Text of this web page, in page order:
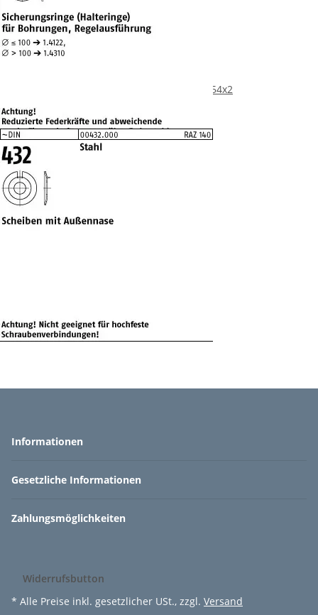
1 Edelstahl Sicherungsringe DIN 472 1.4122 54x2
Informationen
Gesetzliche Informationen
Zahlungsmöglichkeiten
Widerrufsbutton
* Alle Preise inkl. gesetzlicher USt., zzgl. Versand